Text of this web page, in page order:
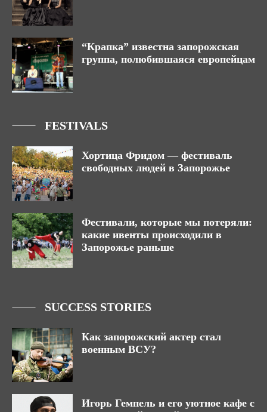
“Крапка” известна запорожская
группа, полюбившаяся европейцам
FESTIVALS
Хортица Фридом — фестиваль
свободных людей в Запорожье
Фестивали, которые мы потеряли:
какие ивенты происходили в
Запорожье раньше
SUCCESS STORIES
Как запорожский актер стал
военным ВСУ?
Игорь Гемпель и его уютное кафе с